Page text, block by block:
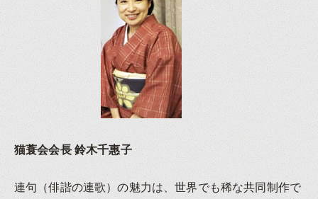
猫蓑会会長 鈴木千惠子
連句（俳諧の連歌）の魅力は、世界でも稀な共同制作で